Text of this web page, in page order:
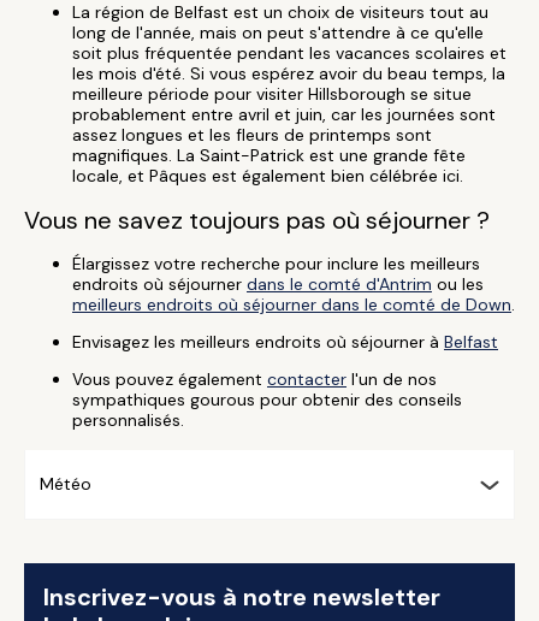
La région de Belfast est un choix de visiteurs tout au
long de l'année, mais on peut s'attendre à ce qu'elle
soit plus fréquentée pendant les vacances scolaires et
les mois d'été. Si vous espérez avoir du beau temps, la
meilleure période pour visiter Hillsborough se situe
probablement entre avril et juin, car les journées sont
assez longues et les fleurs de printemps sont
magnifiques. La Saint-Patrick est une grande fête
locale, et Pâques est également bien célébrée ici.
Vous ne savez toujours pas où séjourner ?
Élargissez votre recherche pour inclure les meilleurs
endroits où séjourner dans le comté d'Antrim ou les
meilleurs endroits où séjourner dans le comté de Down.
Envisagez les meilleurs endroits où séjourner à Belfast
Vous pouvez également contacter l'un de nos
sympathiques gourous pour obtenir des conseils
personnalisés.
Météo
Inscrivez-vous à notre newsletter